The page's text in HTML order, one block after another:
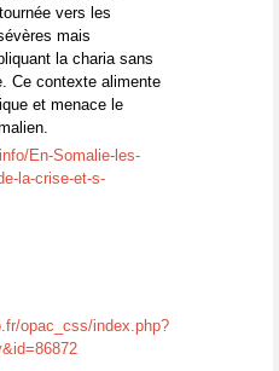
vers les
mais
la charia sans
Ce contexte alimente
et menace le
En-Somalie-les-
la-crise-et-s-
opac_css/index.php?